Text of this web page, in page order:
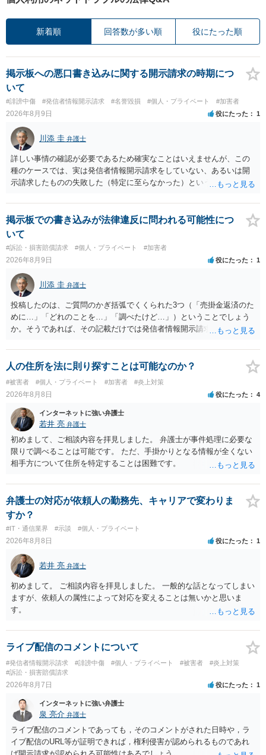
新着順 回答数が多い順 役にたった順
掲示板への悪口書き込みに関する開示請求の時期につ
いて
#誹謗中傷 #発信者情報開示請求 #名誉毀損 #個人・プライベート #加害者
2026年8月9日 役にたった 1
川添 圭 弁護士
詳しい事情の確認が必要であるため確実なことはいえませんが、この
種のケースでは、実は発信者情報開示請求をしていない、あるいは開
示請求したものの失敗した（特定に至らなかった）という事案が比較
な投稿をする場合にはなおさら）。
掲示板での書き込みが法律違反に問われる可能性につ
いて
#訴訟・損害賠償請求 #個人・プライベート #加害者
2026年8月9日 役にたった 1
川添 圭 弁護士
投稿したのは、ご質問のかぎ括弧でくくられた3つ（「売掛金返済のた
めに…」「どれのことを…」「調べたけど…」）ということでしょう
か。そうであれば、その記載だけでは発信者情報開示請求が認められ
ただ、「328が名誉毀損、偽計業務妨害、侮辱罪、ストーカー等に関す
る法律違反に該当するといわれ」とのことですので、ご質問に書かれ
ていない何らかの背景事情があれば、回答は180度変わるかもしれませ
ん。公開の場で詳細を投稿することは不適当と思われますので、弁護
士へ直接相談した方がよいでしょう。
人の住所を法に則り探すことは可能なのか？
#被害者 #個人・プライベート #加害者 #炎上対策
2026年8月8日 役にたった 4
インターネットに強い弁護士
若井 亮 弁護士
初めまして、ご相談内容を拝見しました。 弁護士が事件処理に必要な
限りで調べることは可能です。 ただ、手掛かりとなる情報が全くない
相手方について住所を特定することは困難です。
弁護士の対応が依頼人の勤務先、キャリアで変わりま
すか？
#IT・通信業界 #示談 #個人・プライベート
2026年8月8日 役にたった 1
若井 亮 弁護士
初めまして。 ご相談内容を拝見しました。 一般的な話となってしまい
ますが、依頼人の属性によって対応を変えることは無いかと思いま
す。
ライブ配信のコメントについて
#発信者情報開示請求 #誹謗中傷 #個人・プライベート #被害者
#炎上対策
#訴訟・損害賠償請求
2026年8月7日 役にたった 1
インターネットに強い弁護士
泉 亮介 弁護士
ライブ配信のコメントであっても，そのコメントがされた日時や，ラ
イブ配信のURL等が証明できれば，権利侵害が認められるものであれ
ば開示請求が認められる可能性はあるでしょう。